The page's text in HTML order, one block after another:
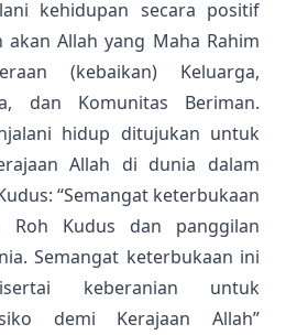
kehidupan secara positif
Allah yang Maha Rahim
(kebaikan) Keluarga,
dan Komunitas Beriman.
hidup ditujukan untuk
Allah di dunia dalam
“Semangat keterbukaan
Roh Kudus dan panggilan
Semangat keterbukaan ini
keberanian untuk
demi Kerajaan Allah”